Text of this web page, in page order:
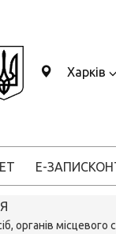
Харків
Е-ЗАПИС
органів місцевого